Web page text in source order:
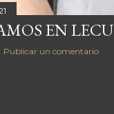
EN LECU
Publicar un comentario